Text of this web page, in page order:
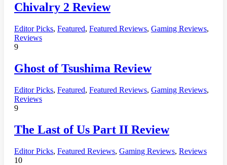
Chivalry 2 Review
Editor Picks, Featured, Featured Reviews, Gaming Reviews,
Reviews
9
Ghost of Tsushima Review
Editor Picks, Featured, Featured Reviews, Gaming Reviews,
Reviews
9
The Last of Us Part II Review
Editor Picks, Featured Reviews, Gaming Reviews, Reviews
10